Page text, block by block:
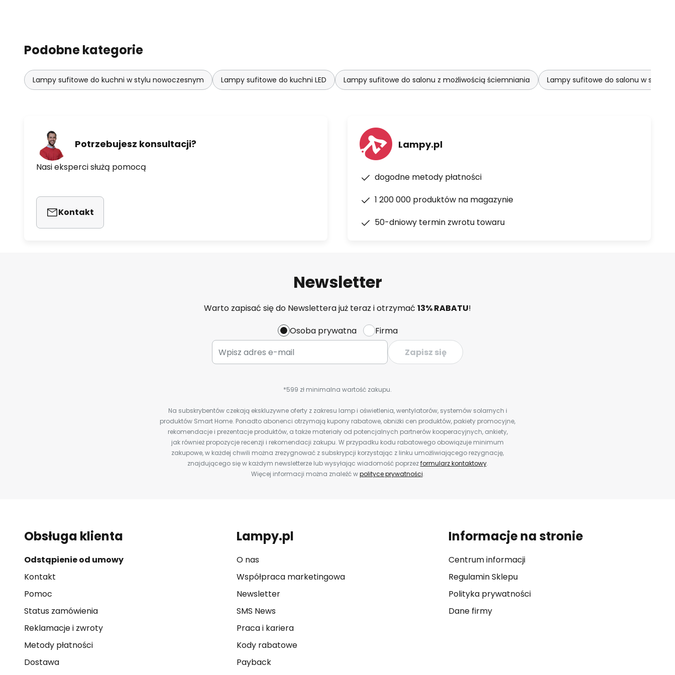
Podobne kategorie
Lampy sufitowe do kuchni w stylu nowoczesnym Lampy sufitowe do kuchni LED Lampy sufitowe do salonu z możliwością ściemniania Lampy sufitowe do salonu w stylu
Potrzebujesz konsultacji?
Nasi eksperci służą pomocą
Kontakt
Lampy.pl
dogodne metody płatności
1 200 000 produktów na magazynie
50-dniowy termin zwrotu towaru
Newsletter
Warto zapisać się do Newslettera już teraz i otrzymać 13% RABATU!
Osoba prywatna
Firma
Zapisz się
*599 zł minimalna wartość zakupu.
Na subskrybentów czekają ekskluzywne oferty z zakresu lamp i oświetlenia, wentylatorów, systemów solarnych i
produktów Smart Home. Ponadto abonenci otrzymają kupony rabatowe, obniżki cen produktów, pakiety promocyjne,
rekomendacje i prezentacje produktów, a także materiały od potencjalnych partnerów kooperacyjnych, ankiety,
jak również propozycje recenzji i rekomendacji zakupu. W przypadku kodu rabatowego obowiązuje minimum
zakupowe, w każdej chwili można zrezygnować z subskrypcji korzystając z linku umożliwiającego rezygnację,
znajdującego się w każdym newsletterze lub wysyłając wiadomość poprzezformularz kontaktowy.
Więcej informacji można znaleźć wpolityce prywatności.
Obsługa klienta
Odstąpienie od umowy
Kontakt
Pomoc
Status zamówienia
Reklamacje i zwroty
Metody płatności
Dostawa
Lampy.pl
O nas
Współpraca marketingowa
Newsletter
SMS News
Praca i kariera
Kody rabatowe
Payback
Informacje na stronie
Centrum informacji
Regulamin Sklepu
Polityka prywatności
Dane firmy